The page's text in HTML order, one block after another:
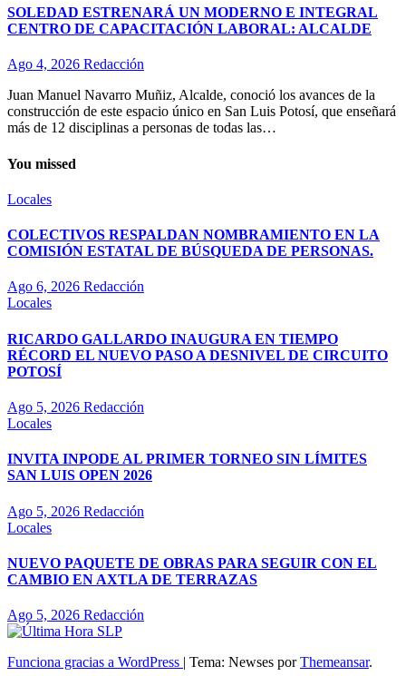
SOLEDAD ESTRENARÁ UN MODERNO E INTEGRAL
CENTRO DE CAPACITACIÓN LABORAL: ALCALDE
Ago 4, 2026 Redacción
Juan Manuel Navarro Muñiz, Alcalde, conoció los avances de la
construcción de este espacio único en San Luis Potosí, que enseñará
más de 12 disciplinas a personas de todas las…
You missed
Locales
COLECTIVOS RESPALDAN NOMBRAMIENTO EN LA
COMISIÓN ESTATAL DE BÚSQUEDA DE PERSONAS.
Ago 6, 2026 Redacción
Locales
RICARDO GALLARDO INAUGURA EN TIEMPO
RÉCORD EL NUEVO PASO A DESNIVEL DE CIRCUITO
POTOSÍ
Ago 5, 2026 Redacción
Locales
INVITA INPODE AL PRIMER TORNEO SIN LÍMITES
SAN LUIS OPEN 2026
Ago 5, 2026 Redacción
Locales
NUEVO PAQUETE DE OBRAS PARA SEGUIR CON EL
CAMBIO EN AXTLA DE TERRAZAS
Ago 5, 2026 Redacción
Funciona gracias a WordPress | Tema: Newses porThemeansar.